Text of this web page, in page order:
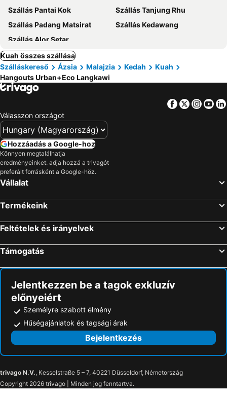
Szállás Pantai Kok
Szállás Tanjung Rhu
Szállás Padang Matsirat
Szállás Kedawang
Szállás Alor Setar
Kuah összes szállása
Szálláskereső
Ázsia Malajzia Kedah
Kuah
Hangouts Urban+Eco Langkawi
Facebook
Twitter
Válasszon országot
Hozzáadás a Google-hoz
Könnyen megtalálhatja
eredményeinket: adja hozzá a trivagót
preferált forrásként a Google-höz.
Vállalat
Termékeink
Feltételek és irányelvek
Támogatás
Jelentkezzen be a tagok exkluzív
előnyeiért
Személyre szabott élmény
Hűségajánlatok és tagsági árak
Bejelentkezés
trivago N.V., Kesselstraße 5 – 7, 40221 Düsseldorf, Németország
Copyright 2026 trivago | Minden jog fenntartva.